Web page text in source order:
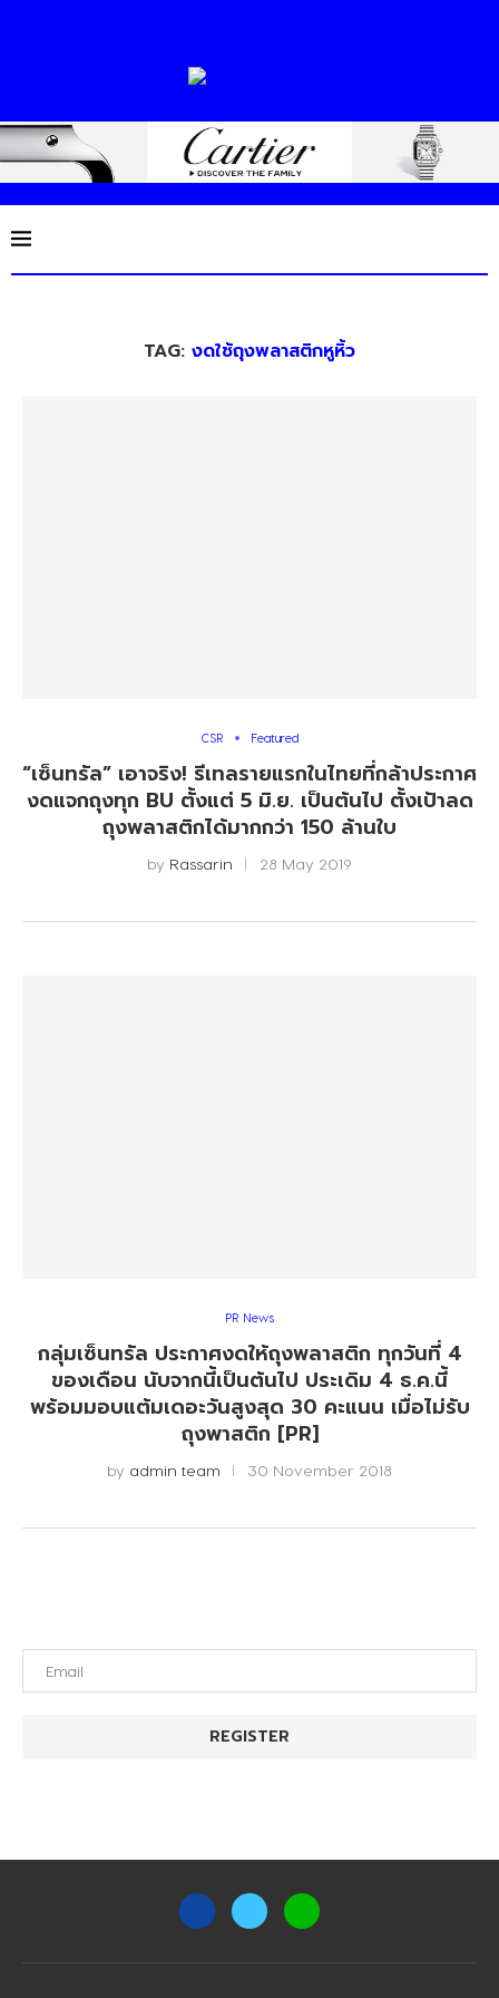
TAG: งดใช้ถุงพลาสติกหูหิ้ว
CSR Featured
“เซ็นทรัล” เอาจริง! รีเทลรายแรกในไทยที่กล้าประกาศ
งดแจกถุงทุก BU ตั้งแต่ 5 มิ.ย. เป็นต้นไป ตั้งเป้าลด
ถุงพลาสติกได้มากกว่า 150 ล้านใบ
by Rassarin 28 May 2019
PR News
กลุ่มเซ็นทรัล ประกาศงดให้ถุงพลาสติก ทุกวันที่ 4
ของเดือน นับจากนี้เป็นต้นไป ประเดิม 4 ธ.ค.นี้
พร้อมมอบแต้มเดอะวันสูงสุด 30 คะแนน เมื่อไม่รับ
ถุงพาสติก [PR]
by admin team 30 November 2018